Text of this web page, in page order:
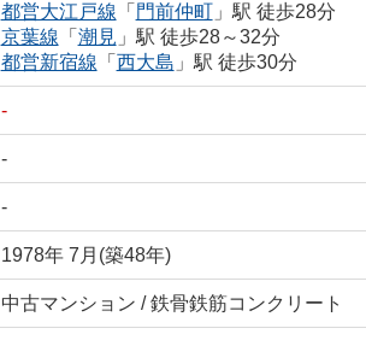
都営大江戸線 「 門前仲町」駅 徒歩28分
京葉線 「 潮見 」駅 徒歩28～32分
都営新宿線 「 西大島 」駅 徒歩30分
-
-
-
1978年 7月(築48年)
中古マンション / 鉄骨鉄筋コンクリート